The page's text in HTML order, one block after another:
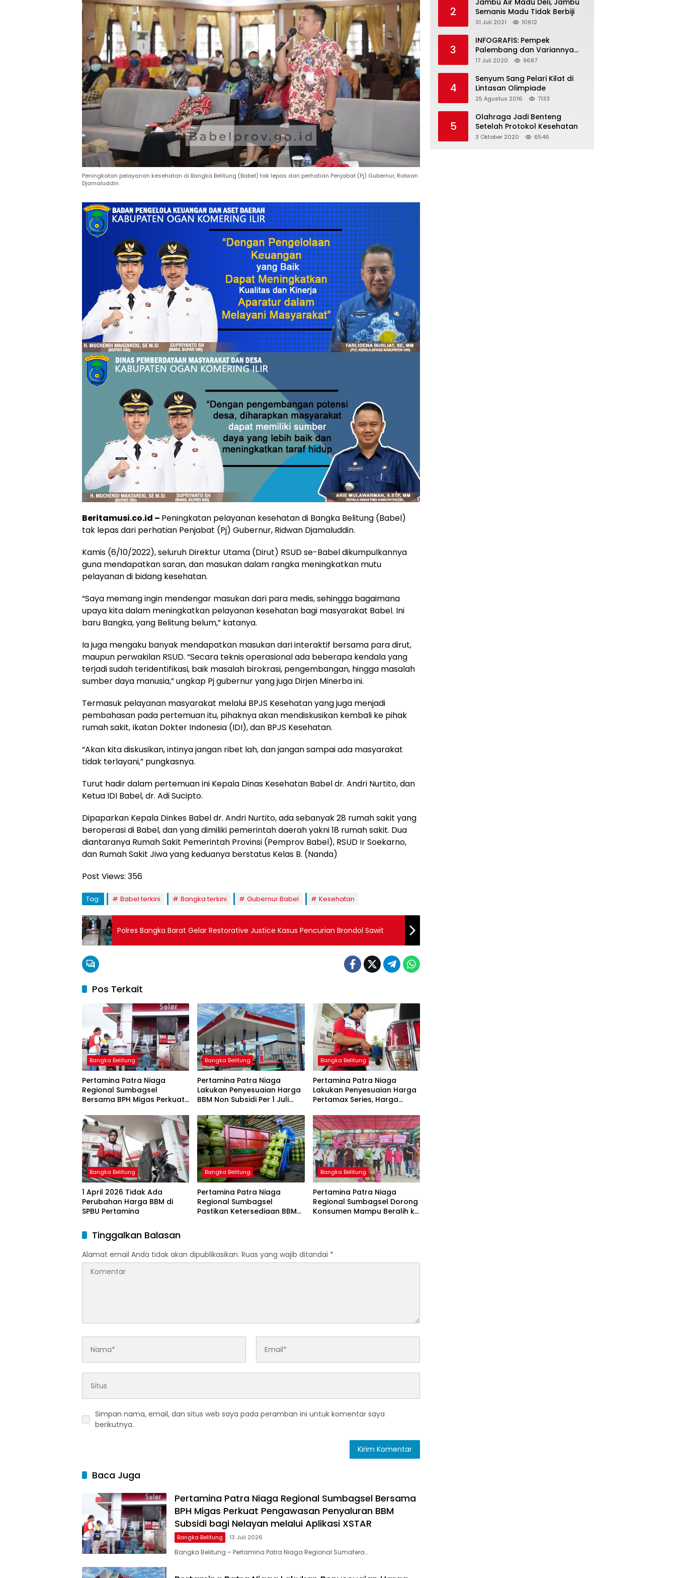
Peningkatan pelayanan kesehatan di Bangka Belitung (Babel) tak lepas dari perhatian Penjabat (Pj) Gubernur, Ridwan
Djamaluddin.
Beritamusi.co.id – Peningkatan pelayanan kesehatan di Bangka Belitung (Babel)
tak lepas dari perhatian Penjabat (Pj) Gubernur, Ridwan Djamaluddin.
Kamis (6/10/2022), seluruh Direktur Utama (Dirut) RSUD se-Babel dikumpulkannya
guna mendapatkan saran, dan masukan dalam rangka meningkatkan mutu
pelayanan di bidang kesehatan.
“Saya memang ingin mendengar masukan dari para medis, sehingga bagaimana
upaya kita dalam meningkatkan pelayanan kesehatan bagi masyarakat Babel. Ini
baru Bangka, yang Belitung belum,” katanya.
Ia juga mengaku banyak mendapatkan masukan dari interaktif bersama para dirut,
maupun perwakilan RSUD. “Secara teknis operasional ada beberapa kendala yang
terjadi sudah teridentifikasi, baik masalah birokrasi, pengembangan, hingga masalah
sumber daya manusia,” ungkap Pj gubernur yang juga Dirjen Minerba ini.
Termasuk pelayanan masyarakat melalui BPJS Kesehatan yang juga menjadi
pembahasan pada pertemuan itu, pihaknya akan mendiskusikan kembali ke pihak
rumah sakit, Ikatan Dokter Indonesia (IDI), dan BPJS Kesehatan.
“Akan kita diskusikan, intinya jangan ribet lah, dan jangan sampai ada masyarakat
tidak terlayani,” pungkasnya.
Turut hadir dalam pertemuan ini Kepala Dinas Kesehatan Babel dr. Andri Nurtito, dan
Ketua IDI Babel, dr. Adi Sucipto.
Dipaparkan Kepala Dinkes Babel dr. Andri Nurtito, ada sebanyak 28 rumah sakit yang
beroperasi di Babel, dan yang dimiliki pemerintah daerah yakni 18 rumah sakit. Dua
diantaranya Rumah Sakit Pemerintah Provinsi (Pemprov Babel), RSUD Ir Soekarno,
dan Rumah Sakit Jiwa yang keduanya berstatus Kelas B. (Nanda)
Post Views: 356
Tag: Babel terkini Bangka terkini Gubernur Babel Kesehatan
Polres Bangka Barat Gelar Restorative Justice Kasus Pencurian Brondol Sawit
Pos Terkait
Bangka Belitung
Pertamina Patra Niaga
Regional Sumbagsel
Bersama BPH Migas Perkuat
BBM Subsidi bagi Nelayan
melalui Aplikasi XSTAR
Bangka Belitung
Pertamina Patra Niaga
Lakukan Penyesuaian Harga
BBM Non Subsidi Per 1 Juli
Bangka Belitung
Pertamina Patra Niaga
Lakukan Penyesuaian Harga
Pertamax Series, Harga
Tetap
Bangka Belitung
1 April 2026 Tidak Ada
Perubahan Harga BBM di
SPBU Pertamina
Bangka Belitung
Pertamina Patra Niaga
Regional Sumbagsel
Pastikan Ketersediaan BBM
Bangka Belitung
Pertamina Patra Niaga
Regional Sumbagsel Dorong
Konsumen Mampu Beralih ke
Tinggalkan Balasan
Alamat email Anda tidak akan dipublikasikan. Ruas yang wajib ditandai *
Simpan nama, email, dan situs web saya pada peramban ini untuk komentar saya
berikutnya.
Baca Juga
Pertamina Patra Niaga Regional Sumbagsel Bersama
BPH Migas Perkuat Pengawasan Penyaluran BBM
Subsidi bagi Nelayan melalui Aplikasi XSTAR
Bangka Belitung 13 Juli 2026
Bangka Belitung – Pertamina Patra Niaga Regional Sumatera…
2
Jambu Air Madu Deli, Jambu
Semanis Madu Tidak Berbiji
31 Juli 2021 10612
3
INFOGRAFIS: Pempek
Palembang dan Variannya
yang Melegenda
17 Juli 2020 9687
4
Senyum Sang Pelari Kilat di
Lintasan Olimpiade
25 Agustus 2016 7133
5
Olahraga Jadi Benteng
Setelah Protokol Kesehatan
3 Oktober 2020 6546